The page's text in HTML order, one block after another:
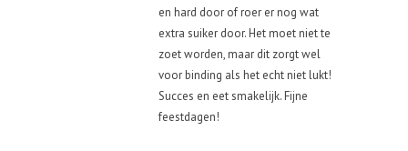
en hard door of roer er nog wat
extra suiker door. Het moet niet te
zoet worden, maar dit zorgt wel
voor binding als het echt niet lukt!
Succes en eet smakelijk. Fijne
feestdagen!